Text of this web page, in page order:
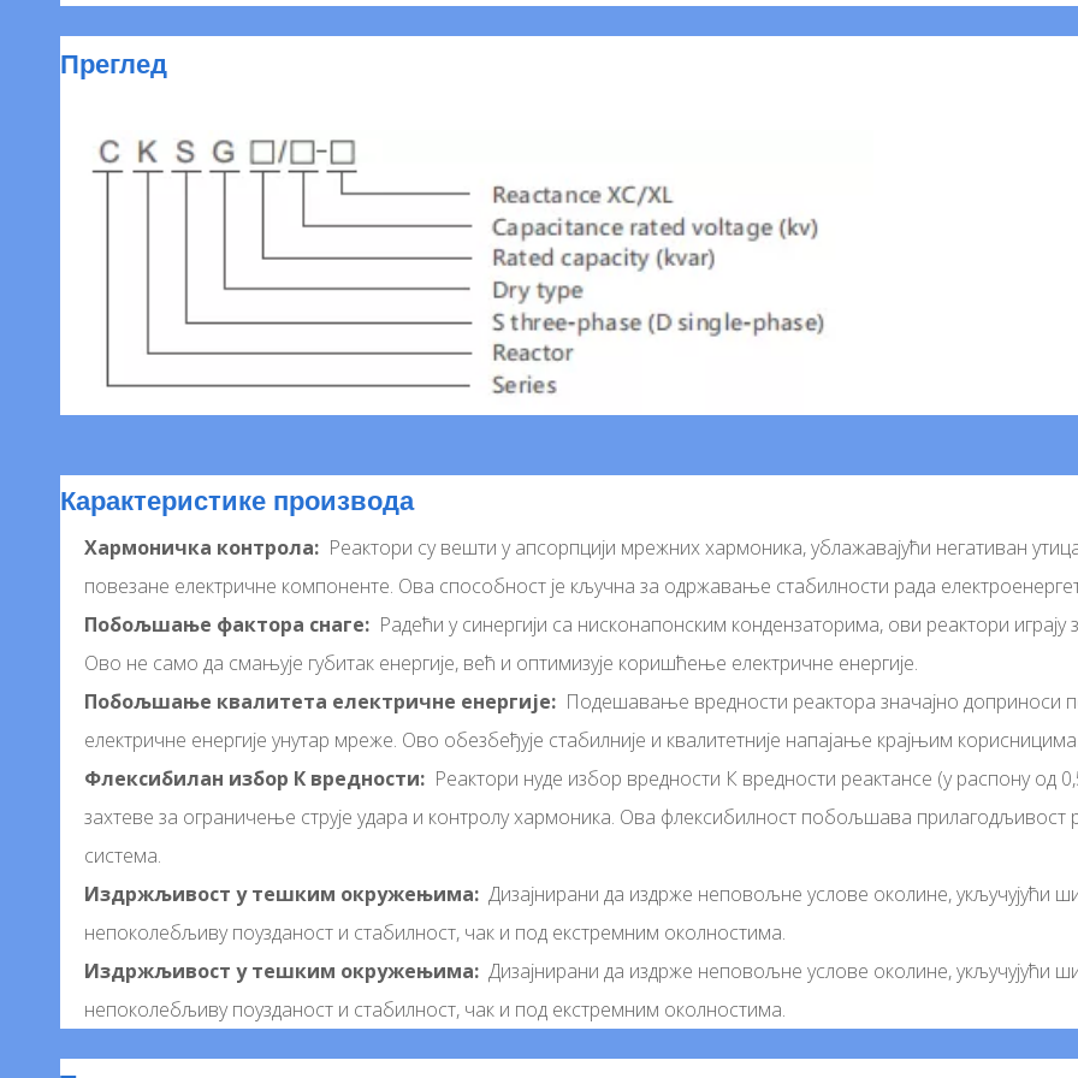
Преглед
Карактеристике производа
Хармоничка контрола: Реактори су вешти у апсорпцији мрежних хармоника, ублажавајући негативан
повезане електричне компоненте. Ова способност је кључна за одржавање стабилности рада
Побољшање фактора снаге: Радећи у синергији са нисконапонским кондензаторима, ови реактори
Ово не само да смањује губитак енергије, већ и оптимизује коришћење електричне енергије.
Побољшање квалитета електричне енергије: Подешавање вредности реактора значајно
електричне енергије унутар мреже. Ово обезбеђује стабилније и квалитетније напајање крајњим корисницима.
Флексибилан избор К вредности: Реактори нуде избор вредности К вредности реактансе (у распону од
захтеве за ограничење струје удара и контролу хармоника. Ова флексибилност побољшава прилагодљивост
система.
Издржљивост у тешким окружењима: Дизајнирани да издрже неповољне услове околине, укључујући
непоколебљиву поузданост и стабилност, чак и под екстремним околностима.
Издржљивост у тешким окружењима: Дизајнирани да издрже неповољне услове околине, укључујући
непоколебљиву поузданост и стабилност, чак и под екстремним околностима.